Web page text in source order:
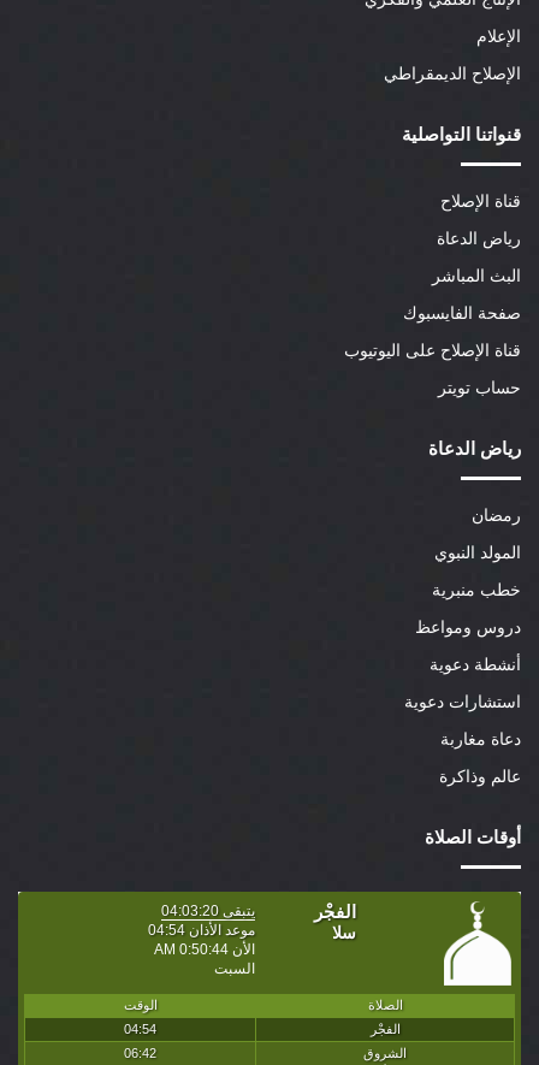
الإعلام
الإصلاح الديمقراطي
قنواتنا التواصلية
قناة الإصلاح
رياض الدعاة
البث المباشر
صفحة الفايسبوك
قناة الإصلاح على اليوتيوب
حساب تويتر
رياض الدعاة
رمضان
المولد النبوي
خطب منبرية
دروس ومواعظ
أنشطة دعوية
استشارات دعوية
دعاة مغاربة
عالم وذاكرة
أوقات الصلاة